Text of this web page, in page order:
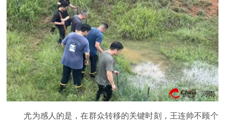
尤为感人的是，在群众转移的关键时刻，王连帅不顾个